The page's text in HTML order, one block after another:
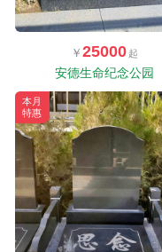
25000
安德生命纪念公园
本月
特惠